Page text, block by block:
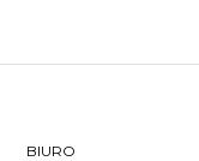
BIURO